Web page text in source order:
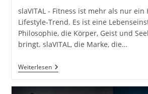
slaVITAL - Fitness ist mehr als nur ein
Lifestyle-Trend. Es ist eine
Philosophie, die Körper, Geist und
bringt. slaVITAL, die Marke, die…
WeiterlesenSlaVITAL
Slavica